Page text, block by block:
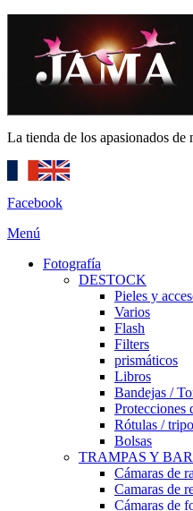
La tienda de los apasionados de
Facebook
Menú
Fotografía
DESTOCK
Pieles y
Varios
Flash
Filters
prismáticos
Libros
Bandejas /
Protecciones
Rótulas /
Bolsas
TRAMPAS Y
Cámaras de
Camaras de
Cámaras de